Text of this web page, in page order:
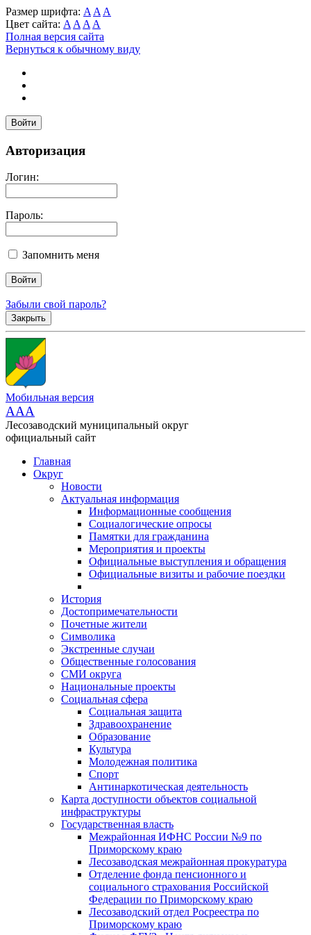
Размер шрифта: A A A
Цвет сайта: A A A A
Полная версия сайта
Вернуться к обычному виду
Войти
Авторизация
Логин:
Пароль:
Запомнить меня
Забыли свой пароль?
Закрыть
Мобильная версия
AAA
Лесозаводский муниципальный округ
официальный сайт
Главная
Округ
Новости
Актуальная информация
Информационные сообщения
Социалогические опросы
Памятки для гражданина
Мероприятия и проекты
Официальные выступления и обращения
Официальные визиты и рабочие поездки
История
Достопримечательности
Почетные жители
Символика
Экстренные случаи
Общественные голосования
СМИ округа
Национальные проекты
Социальная сфера
Социальная защита
Здравоохранение
Образование
Культура
Молодежная политика
Спорт
Антинаркотическая деятельность
Карта доступности объектов социальной
инфраструктуры
Государственная власть
Межрайонная ИФНС России №9 по
Приморскому краю
Лесозаводская межрайонная прокуратура
Отделение фонда пенсионного и
социального страхования Российской
Федерации по Приморскому краю
Лесозаводский отдел Росреестра по
Приморскому краю